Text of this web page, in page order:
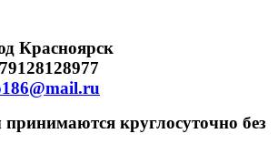
Красноярск
круглосуточно без